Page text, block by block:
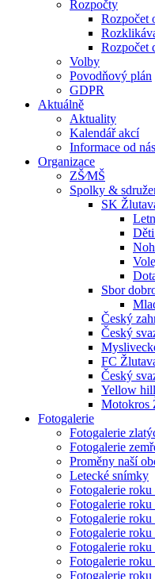
Rozpočty
Rozpočet
Rozpočet
Volby
Povodňový plán
GDPR
Aktuálně
Aktuality
Kalendář akcí
Informace od nás
Organizace
ZŠ⁄MŠ
Spolky &
SK
Sbor
Český
Český
FC
Český
Yellow
Motokros
Fotogalerie
Fotogalerie
Fotogalerie
Proměny naší
Letecké snímky
Fotogalerie roku
Fotogalerie roku
Fotogalerie roku
Fotogalerie roku
Fotogalerie roku
Fotogalerie roku
Fotogalerie roku